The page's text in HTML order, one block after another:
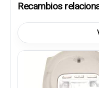
Recambios